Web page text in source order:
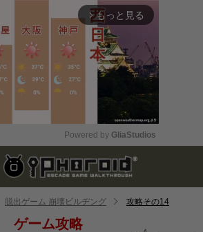
arrow_forward_ios もっと見る
Mute
Powered by GliaStudios
脱出ゲーム 崩壊ビルヂング 攻略その14
ゲーム攻略